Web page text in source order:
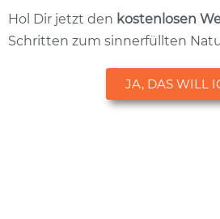
Hol Dir jetzt den kostenlosen
Schritten zum sinnerfüllten
JA, DAS WILL